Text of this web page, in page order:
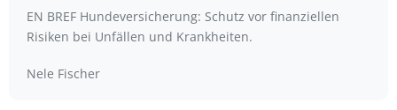
EN BREF Hundeversicherung: Schutz vor finanziellen
Risiken bei Unfällen und Krankheiten.
Nele Fischer